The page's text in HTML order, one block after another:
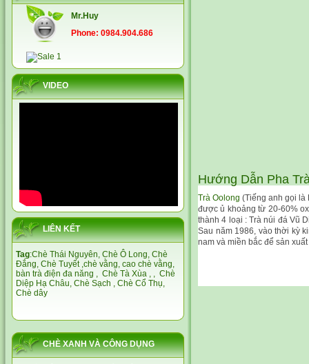
Mr.Huy
Phone: 0984.904.686
VIDEO
LIÊN KẾT
Tag:Chè Thái Nguyên, Chè Ô Long, Chè
Đắng, Chè Tuyết,chè vằng, cao chè vằng,
bàn trà điện đa năng , Chè Tà Xùa , , Chè
Diệp Hạ Châu, Chè Sạch , Chè Cổ Thụ,
Chè dây
CHÈ XANH VÀ CÔNG DỤNG
Hướng Dẫn Pha
Trà Oolong (Tiếng anh gọi là
được ủ khoảng từ 20-60%
thành 4 loại : Trà núi đá Vũ
Sau năm 1986, vào thời kỳ
nam và miền bắc để sản